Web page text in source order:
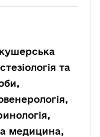
та
медицина,